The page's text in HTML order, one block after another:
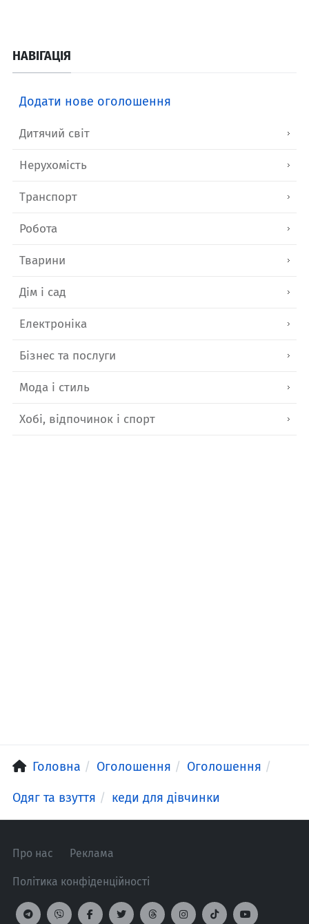
НАВІГАЦІЯ
Додати нове оголошення
Дитячий світ
Нерухомість
Транспорт
Робота
Тварини
Дім і сад
Електроніка
Бізнес та послуги
Мода і стиль
Хобі, відпочинок і спорт
Головна Оголошення Оголошення
Одяг та взуття кеди для дівчинки
Про нас Реклама
Політика конфіденційності